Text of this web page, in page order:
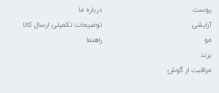
پوست
آرایشی
مو
برند
مراقبت از گوش
درباره ما
توضیحات تکمیلی ارسال کالا
راهنما